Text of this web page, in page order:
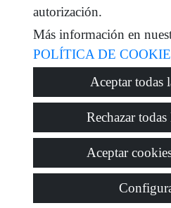
Captcha
autorización.
Más información en
POLÍTICA DE
Aceptar todas
Rechazar
Aceptar